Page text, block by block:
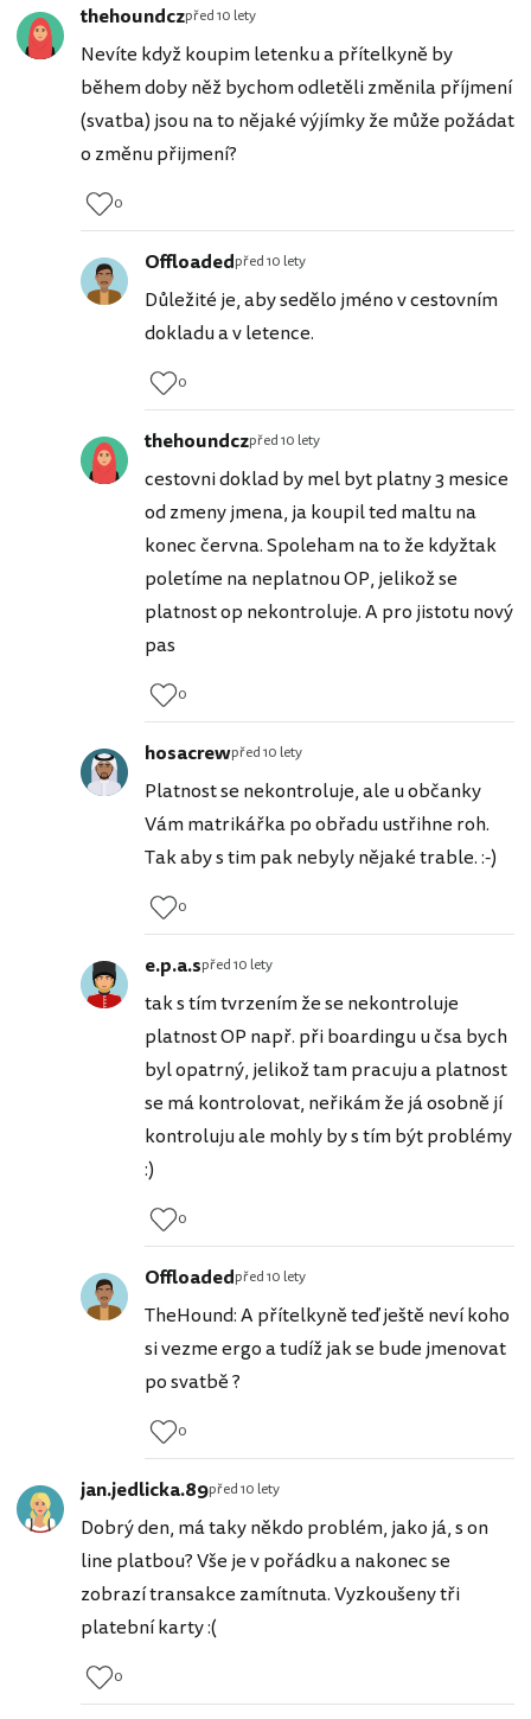
thehoundczpřed 10 lety
Nevíte když koupim letenku a přítelkyně by
během doby něž bychom odletěli změnila příjmení
(svatba) jsou na to nějaké výjímky že může požádat
o změnu přijmení?
0
Offloadedpřed 10 lety
Důležité je, aby sedělo jméno v cestovním
dokladu a v letence.
0
thehoundczpřed 10 lety
cestovni doklad by mel byt platny 3 mesice
od zmeny jmena, ja koupil ted maltu na
konec června. Spoleham na to že kdyžtak
poletíme na neplatnou OP, jelikož se
platnost op nekontroluje. A pro jistotu nový
pas
0
hosacrewpřed 10 lety
Platnost se nekontroluje, ale u občanky
Vám matrikářka po obřadu ustřihne roh.
Tak aby s tim pak nebyly nějaké trable. :-)
0
e.p.a.spřed 10 lety
tak s tím tvrzením že se nekontroluje
platnost OP např. při boardingu u čsa bych
byl opatrný, jelikož tam pracuju a platnost
se má kontrolovat, neřikám že já osobně jí
kontroluju ale mohly by s tím být problémy
:)
0
Offloadedpřed 10 lety
TheHound: A přítelkyně teď ještě neví koho
si vezme ergo a tudíž jak se bude jmenovat
po svatbě ?
0
jan.jedlicka.89před 10 lety
Dobrý den, má taky někdo problém, jako já, s on
line platbou? Vše je v pořádku a nakonec se
zobrazí transakce zamítnuta. Vyzkoušeny tři
platební karty :(
0